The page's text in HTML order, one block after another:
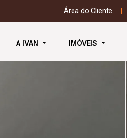
Área do Cliente
A IVAN IMÓVEIS